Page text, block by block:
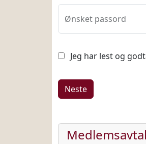
Ønsket passord
Jeg har lest og